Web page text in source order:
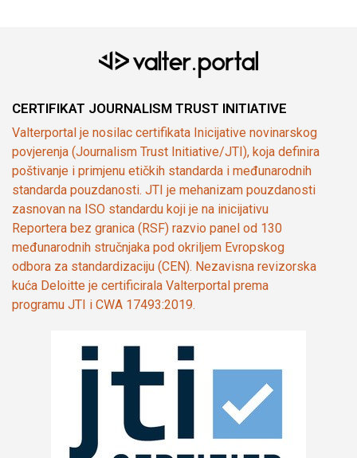
CERTIFIKAT JOURNALISM TRUST INITIATIVE
Valterportal je nosilac certifikata Inicijative novinarskog
povjerenja (Journalism Trust Initiative/JTI), koja definira
poštivanje i primjenu etičkih standarda i međunarodnih
standarda pouzdanosti. JTI je mehanizam pouzdanosti
zasnovan na ISO standardu koji je na inicijativu
Reportera bez granica (RSF) razvio panel od 130
međunarodnih stručnjaka pod okriljem Evropskog
odbora za standardizaciju (CEN). Nezavisna revizorska
kuća Deloitte je certificirala Valterportal prema
programu JTI i CWA 17493:2019.